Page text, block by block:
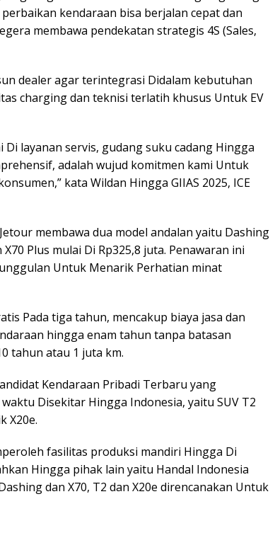
kendaraan bisa berjalan cepat dan
membawa pendekatan strategis 4S (Sales,
dealer agar terintegrasi Didalam kebutuhan
charging dan teknisi terlatih khusus Untuk EV
Di layanan servis, gudang suku cadang Hingga
adalah wujud komitmen kami Untuk
kata Wildan Hingga GIIAS 2025, ICE
membawa dua model andalan yaitu Dashing
Plus mulai Di Rp325,8 juta. Penawaran ini
Untuk Menarik Perhatian minat
Pada tiga tahun, mencakup biaya jasa dan
hingga enam tahun tanpa batasan
tahun atau 1 juta km.
Kendaraan Pribadi Terbaru yang
Disekitar Hingga Indonesia, yaitu SUV T2
X20e.
fasilitas produksi mandiri Hingga Di
Hingga pihak lain yaitu Handal Indonesia
dan X70, T2 dan X20e direncanakan Untuk